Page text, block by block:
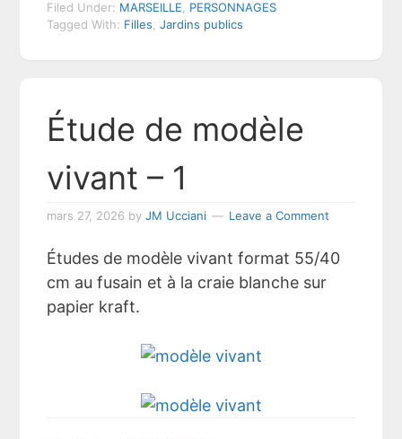
Filed Under: MARSEILLE
PERSONNAGES
Tagged With: Filles ,Jardins publics
Étude de modèle
vivant – 1
mars 27, 2026 byJM Ucciani Leave a Comment
Études de modèle vivant format 55/40
cm au fusain et à la craie blanche sur
papier kraft.